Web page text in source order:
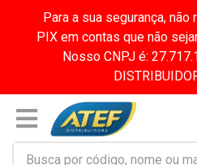
Para a sua segurança,
PIX em contas que não
Nosso CNPJ é: